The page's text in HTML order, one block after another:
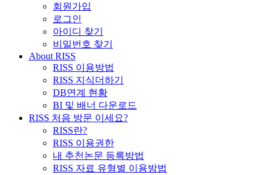
회원가입
로그인
아이디 찾기
비밀번호 찾기
About RISS
RISS 이용방법
RISS 지식더하기
DB연계 현황
BI 및 배너 다운로드
RISS 처음 방문 이세요?
RISS란?
RISS 이용권한
내 추천논문 등록방법
RISS 자료 유형별 이용방법